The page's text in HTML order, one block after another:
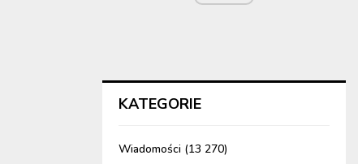
KATEGORIE
Wiadomości (13 270)